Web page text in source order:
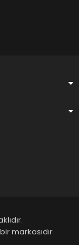
markasıdır